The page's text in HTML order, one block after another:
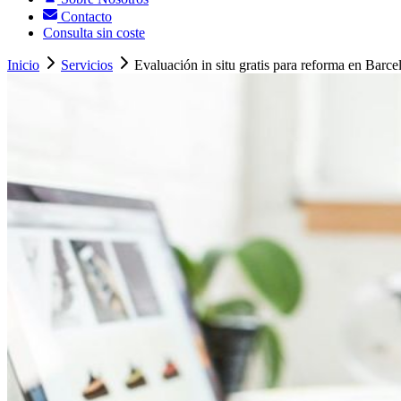
Contacto
Consulta sin coste
Inicio Servicios Evaluación in situ gratis para reforma en